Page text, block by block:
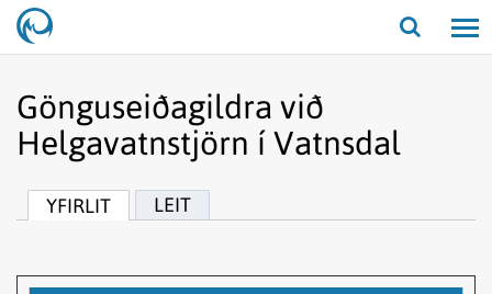
Opna/
Gönguseiðagildra við
Helgavatnstjörn í Vatnsdal
YFIRLIT LEIT